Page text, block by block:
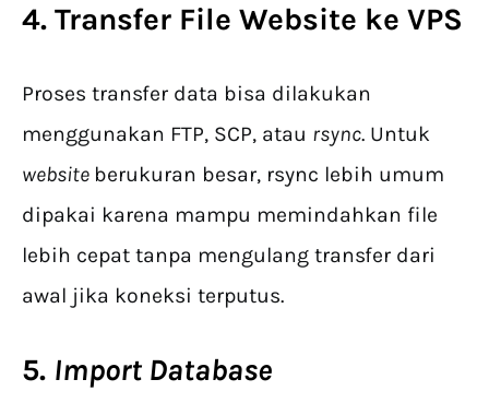
4. Transfer File Website ke VPS
Proses transfer data bisa dilakukan
menggunakan FTP, SCP, atau rsync. Untuk
website berukuran besar, rsync lebih umum
dipakai karena mampu memindahkan file
lebih cepat tanpa mengulang transfer dari
awal jika koneksi terputus.
5. Import Database